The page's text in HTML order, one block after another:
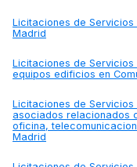
Licitaciones de Servicios
Madrid
Licitaciones de Servicios
equipos edificios en
Licitaciones de Servicios
asociados relacionados
oficina,
Madrid